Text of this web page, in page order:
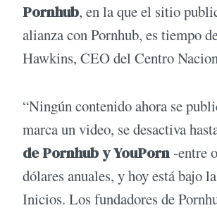
Pornhub, en la que el sitio
alianza con Pornhub, es tiempo
Hawkins, CEO del Centro
“Ningún contenido ahora se
marca un video, se desactiva
de Pornhub y YouPorn-entre
dólares anuales, y hoy está bajo
Inicios. Los fundadores de